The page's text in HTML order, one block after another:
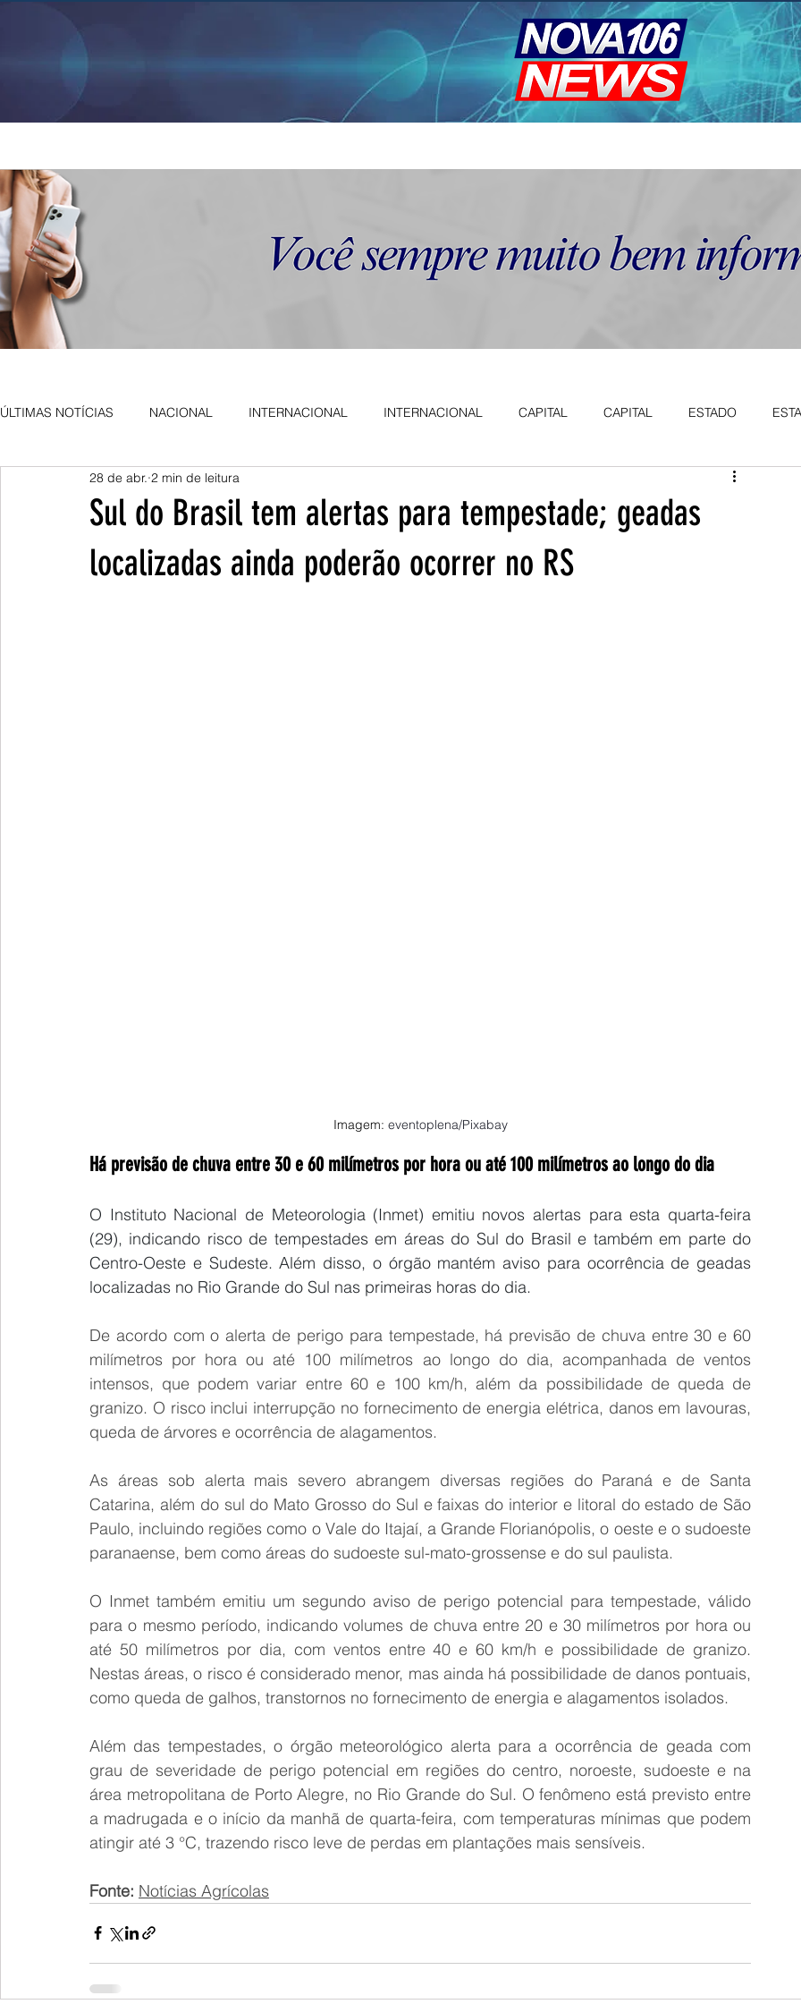
ÚLTIMAS NOTÍCIAS NACIONAL INTERNACIONAL INTERNACIONAL CAPITAL CAPITAL ESTADO
AGRO NEWS DESTAQUE
Sul do Brasil tem alertas para tempestade; geadas
localizadas ainda poderão ocorrer no RS
28 de abr. 2 min de leitura
Imagem: eventoplena/Pixabay
Há previsão de chuva entre 30 e 60 milímetros por hora ou até 100 milímetros ao longo do dia
O Instituto Nacional de Meteorologia (Inmet) emitiu novos alertas para esta quarta-feira
(29), indicando risco de tempestades em áreas do Sul do Brasil e também em parte do
Centro-Oeste e Sudeste. Além disso, o órgão mantém aviso para ocorrência de geadas
localizadas no Rio Grande do Sul nas primeiras horas do dia.
De acordo com o alerta de perigo para tempestade, há previsão de chuva entre 30 e 60
milímetros por hora ou até 100 milímetros ao longo do dia, acompanhada de ventos
intensos, que podem variar entre 60 e 100 km/h, além da possibilidade de queda de
granizo. O risco inclui interrupção no fornecimento de energia elétrica, danos em lavouras,
queda de árvores e ocorrência de alagamentos.
As áreas sob alerta mais severo abrangem diversas regiões do Paraná e de Santa
Catarina, além do sul do Mato Grosso do Sul e faixas do interior e litoral do estado de São
Paulo, incluindo regiões como o Vale do Itajaí, a Grande Florianópolis, o oeste e o sudoeste
paranaense, bem como áreas do sudoeste sul-mato-grossense e do sul paulista.
O Inmet também emitiu um segundo aviso de perigo potencial para tempestade, válido
para o mesmo período, indicando volumes de chuva entre 20 e 30 milímetros por hora ou
até 50 milímetros por dia, com ventos entre 40 e 60 km/h e possibilidade de granizo.
Nestas áreas, o risco é considerado menor, mas ainda há possibilidade de danos pontuais,
como queda de galhos, transtornos no fornecimento de energia e alagamentos isolados.
Além das tempestades, o órgão meteorológico alerta para a ocorrência de geada com
grau de severidade de perigo potencial em regiões do centro, noroeste, sudoeste e na
área metropolitana de Porto Alegre, no Rio Grande do Sul. O fenômeno está previsto entre
a madrugada e o início da manhã de quarta-feira, com temperaturas mínimas que podem
atingir até 3 °C, trazendo risco leve de perdas em plantações mais sensíveis.
Fonte: Notícias Agrícolas